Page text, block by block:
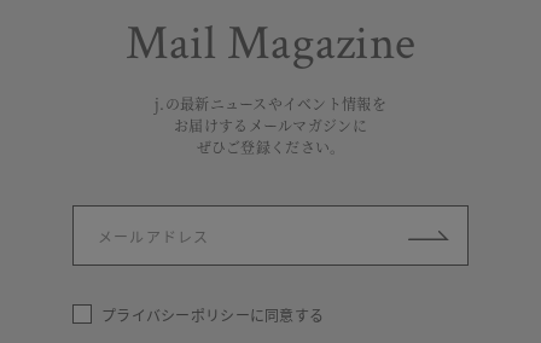
Mail Magazine
j.の最新ニュースやイベント情報を
お届けするメールマガジンに
ぜひご登録ください。
プライバシーポリシーに同意する